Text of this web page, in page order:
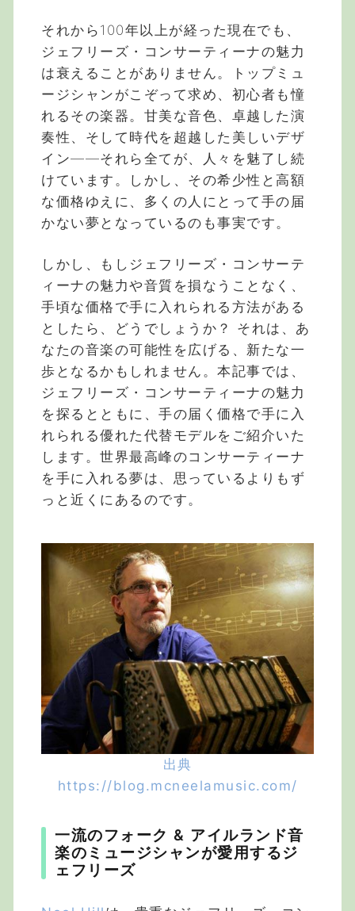
それから100年以上が経った現在でも、
ジェフリーズ・コンサーティーナの魅力
は衰えることがありません。トップミュ
ージシャンがこぞって求め、初心者も憧
れるその楽器。甘美な音色、卓越した演
奏性、そして時代を超越した美しいデザ
イン——それら全てが、人々を魅了し続
けています。しかし、その希少性と高額
な価格ゆえに、多くの人にとって手の届
かない夢となっているのも事実です。
しかし、もしジェフリーズ・コンサーテ
ィーナの魅力や音質を損なうことなく、
手頃な価格で手に入れられる方法がある
としたら、どうでしょうか？ それは、あ
なたの音楽の可能性を広げる、新たな一
歩となるかもしれません。本記事では、
ジェフリーズ・コンサーティーナの魅力
を探るとともに、手の届く価格で手に入
れられる優れた代替モデルをご紹介いた
します。世界最高峰のコンサーティーナ
を手に入れる夢は、思っているよりもず
っと近くにあるのです。
出典
https://blog.mcneelamusic.com/
一流のフォーク & アイルランド音
楽のミュージシャンが愛用するジ
ェフリーズ